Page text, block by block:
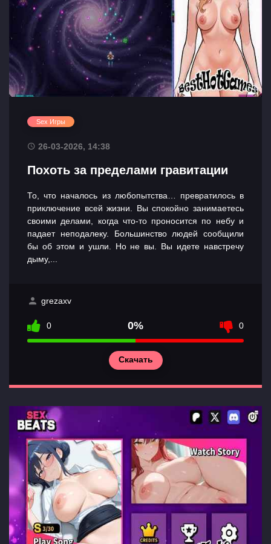
Sex Игры
26-03-2026, 14:38
Похоть за пределами гравитации
То, что началось из любопытства… превратилось в
приключение всей жизни. Вы спокойно занимаетесь
своими делами, когда что-то проносится по небу и
падает неподалеку. Большинство людей сообщили
бы об этом и ушли. Но не вы. Вы идете навстречу
дыму,...
grezaxv
0 0% 0
Скачать